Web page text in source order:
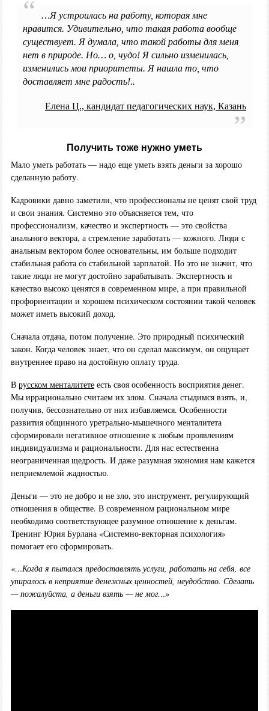
…Я устроилась на работу, которая мне
нравится. Удивительно, что такая работа вообще
существует. Я думала, что такой работы для меня
нет в природе. Но… о, чудо! Я сильно изменилась,
изменились мои приоритеты. Я нашла то, что
доставляет мне радость!..
Елена Ц., кандидат педагогических наук, Казань
Получить тоже нужно уметь
Мало уметь работать — надо еще уметь взять деньги за хорошо
сделанную работу.
Кадровики давно заметили, что профессионалы не ценят свой труд
и свои знания. Системно это объясняется тем, что
профессионализм, качество и экспертность — это свойства
анального вектора, а стремление заработать — кожного. Люди с
анальным вектором более основательны, им больше подходит
стабильная работа со стабильной зарплатой. Но это не значит, что
такие люди не могут достойно зарабатывать. Экспертность и
качество высоко ценятся в современном мире, а при правильной
профориентации и хорошем психическом состоянии такой человек
может иметь высокий доход.
Сначала отдача, потом получение. Это природный психический
закон. Когда человек знает, что он сделал максимум, он ощущает
внутреннее право на достойную оплату труда.
В русском менталитетеесть своя особенность восприятия денег.
Мы иррационально считаем их злом. Сначала стыдимся взять, и,
получив, бессознательно от них избавляемся. Особенности
развития общинного уретрально-мышечного менталитета
сформировали негативное отношение к любым проявлениям
индивидуализма и рациональности. Для нас естественна
неограниченная щедрость. И даже разумная экономия нам кажется
неприемлемой жадностью.
Деньги — это не добро и не зло, это инструмент, регулирующий
отношения в обществе. В современном рациональном мире
необходимо соответствующее разумное отношение к деньгам.
Тренинг Юрия Бурлана «Системно-векторная психология»
помогает его сформировать.
«…Когда я пытался предоставлять услуги, работать на себя, все
упиралось в неприятие денежных ценностей, неудобство. Сделать
— пожалуйста, а деньги взять — не мог…»